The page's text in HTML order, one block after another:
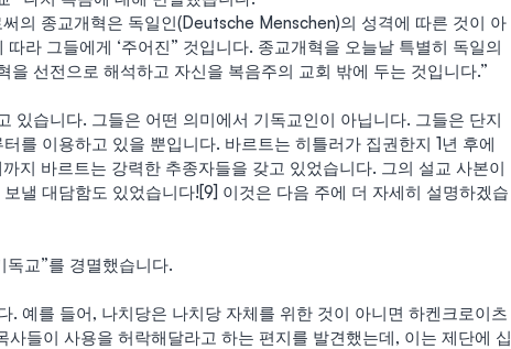
의 종교개혁은 독일인(Deutsche Menschen)의 성격에 따른 것이 아
라 그들에게 ‘주어진” 것입니다. 종교개혁을 오늘날 특별히 독일의
을 선전으로 해석하고 자신을 복음주의 교회 밖에 두는 것입니다.”
있습니다. 그들은 어떤 의미에서 기독교인이 아닙니다. 그들은 단지
를 이용하고 있을 뿐입니다. 바르트는 히틀러가 집권한지 1년 후에
지 바르트는 강력한 추종자들을 갖고 있었습니다. 그의 설교 사본이
낼 대담함도 있었습니다![9] 이것은 다음 주에 더 자세히 설명하겠습
교”를 경멸했습니다.
. 예를 들어, 나치당은 나치당 자체를 위한 것이 아니면 하켄크로이츠
들이 사용을 허락해달라고 하는 편지를 발견했는데, 이는 제단에 십